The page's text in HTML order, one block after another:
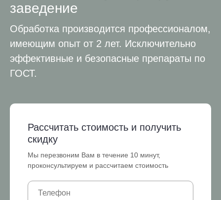
заведение
Обработка производится профессионалом,
имеющим опыт от 2 лет. Исключительно
эффективные и безопасные препараты по
ГОСТ.
Рассчитать стоимость и получить
скидку
Мы перезвоним Вам в течение 10 минут,
проконсультируем и рассчитаем стоимость